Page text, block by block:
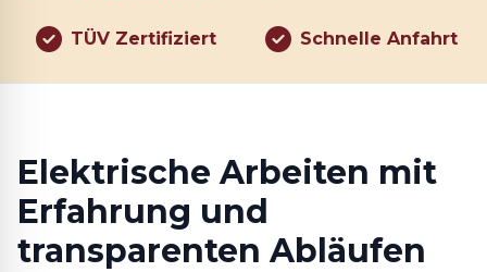
TÜV Zertifiziert Schnelle Anfahrt
Elektrische Arbeiten mit
Erfahrung und
transparenten Abläufen